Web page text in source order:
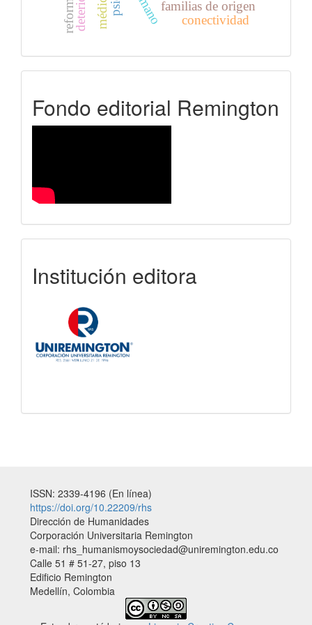
familias de origen
médico conectividad
reforma.
Fondo editorial Remington
Institución editora
ISSN: 2339-4196 (En línea)
https://doi.org/10.22209/rhs
Dirección de Humanidades
Corporación Universitaria Remington
e-mail: rhs_humanismoysociedad@uniremington.edu.co
Calle 51 # 51-27, piso 13
Edificio Remington
Medellín, Colombia